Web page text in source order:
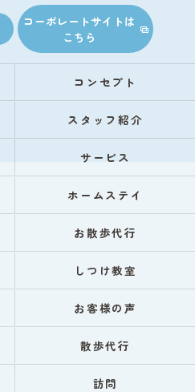
コーポレートサイトは
こちら
コンセプト
スタッフ紹介
サービス
ホームステイ
お散歩代行
しつけ教室
お客様の声
散歩代行
訪問